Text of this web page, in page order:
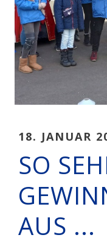
18. JANUAR
SO
AUS ...